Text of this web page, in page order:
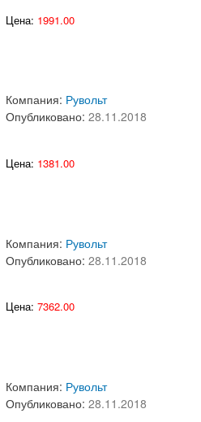
Цена: 1991.00
Компания: Рувольт
Опубликовано:28.11.2018
Цена: 1381.00
Компания: Рувольт
Опубликовано:28.11.2018
Цена: 7362.00
Компания: Рувольт
Опубликовано:28.11.2018